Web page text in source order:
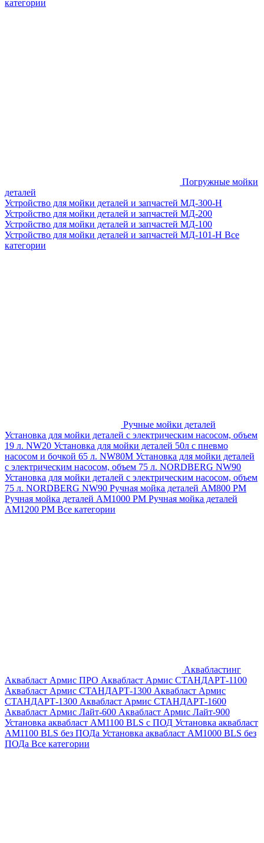
категории
Погружные мойки
деталей
Устройство для мойки деталей и запчастей МД-300-H
Устройство для мойки деталей и запчастей МД-200
Устройство для мойки деталей и запчастей МД-100
Устройство для мойки деталей и запчастей МД-101-Н Все
категории
Ручные мойки деталей
Установка для мойки деталей с электрическим насосом, объем
19 л. NW20 Установка для мойки деталей 50л с пневмо
насосом и бочкой 65 л. NW80M Установка для мойки деталей
с электрическим насосом, объем 75 л. NORDBERG NW90
Установка для мойки деталей с электрическим насосом, объем
75 л. NORDBERG NW90 Ручная мойка деталей АМ800 РМ
Ручная мойка деталей АМ1000 РМ Ручная мойка деталей
АМ1200 РМ Все категории
Аквабластинг
Аквабласт Армис ПРО Аквабласт Армис СТАНДАРТ-1100
Аквабласт Армис СТАНДАРТ-1300 Аквабласт Армис
СТАНДАРТ-1300 Аквабласт Армис СТАНДАРТ-1600
Аквабласт Армис Лайт-600 Аквабласт Армис Лайт-900
Установка аквабласт AM1100 BLS с ПОД Установка аквабласт
AM1100 BLS без ПОДа Установка аквабласт AM1000 BLS без
ПОДа Все категории